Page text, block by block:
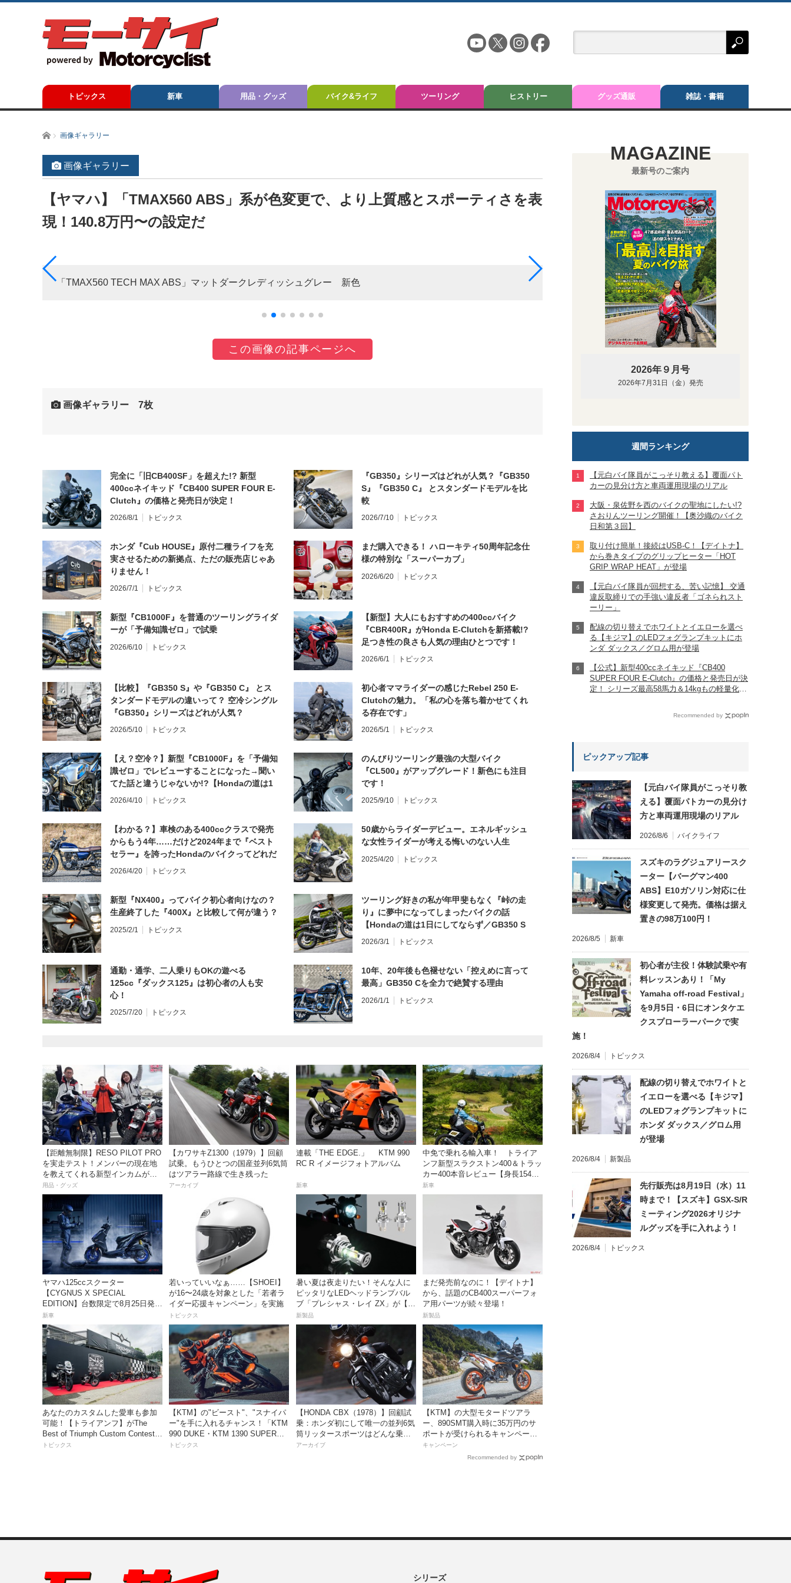
トピックス 新車 用品・グッズ バイク&ライフ ツーリング ヒストリー グッズ通販 雑誌・書籍
ホーム画像ギャラリー
画像ギャラリー
【ヤマハ】「TMAX560 ABS」系が色変更で、より上質感とスポーティさを表
現！140.8万円〜の設定だ
「TMAX560 TECH MAX ABS」マットダークレディッシュグレー 新色 「TMAX560 TECH MAX ABS」マットダークグレー
この画像の記事ページへ
画像ギャラリー 7枚
完全に「旧CB400SF」を超えた!? 新型
400ccネイキッド『CB400 SUPER FOUR E-
Clutch』の価格と発売日が決定！
2026/8/1 トピックス
『GB350』シリーズはどれが人気？『GB350
S』『GB350 C』 とスタンダードモデルを比
較
2026/7/10 トピックス
ホンダ『Cub HOUSE』原付二種ライフを充
実させるための新拠点、ただの販売店じゃあ
りません！
2026/7/1 トピックス
まだ購入できる！ ハローキティ50周年記念仕
様の特別な「スーパーカブ」
2026/6/20 トピックス
新型『CB1000F』を普通のツーリングライダ
ーが「予備知識ゼロ」で試乗
2026/6/10 トピックス
【新型】大人にもおすすめの400ccバイク
『CBR400R』がHonda E-Clutchを新搭載!?
足つき性の良さも人気の理由ひとつです！
2026/6/1 トピックス
【比較】『GB350 S』や『GB350 C』 とス
タンダードモデルの違いって？ 空冷シングル
『GB350』シリーズはどれが人気？
2026/5/10 トピックス
初心者ママライダーの感じたRebel 250 E-
Clutchの魅力。「私の心を落ち着かせてくれ
る存在です」
2026/5/1 トピックス
【え？空冷？】新型『CB1000F』を「予備知
識ゼロ」でレビューすることになった→聞い
てた話と違うじゃないか!?【Hondaの道は1
日にしてならず／CB1000F ①第一印象 編】
2026/4/10 トピックス
のんびりツーリング最強の大型バイク
『CL500』がアップグレード！新色にも注目
です！
2025/9/10 トピックス
【わかる？】車検のある400ccクラスで発売
からもう4年……だけど2024年まで『ベスト
セラー』を誇ったHondaのバイクってどれだ
と思う？
2026/4/20 トピックス
50歳からライダーデビュー。エネルギッシュ
な女性ライダーが考える悔いのない人生
2025/4/20 トピックス
新型『NX400』ってバイク初心者向けなの？
生産終了した『400X』と比較して何が違う？
2025/2/1 トピックス
ツーリング好きの私が年甲斐もなく『峠の走
り』に夢中になってしまったバイクの話
【Hondaの道は1日にしてならず／GB350 S
インプレ・レビュー 前編】
2026/3/1 トピックス
通勤・通学、二人乗りもOKの遊べる
125cc『ダックス125』は初心者の人も安
心！
2025/7/20 トピックス
10年、20年後も色褪せない「控えめに言って
最高」GB350 Cを全力で絶賛する理由
2026/1/1 トピックス
【距離無制限】RESO PILOT PRO
を実走テスト！メンバーの現在地
を教えてくれる新型インカムがめ
っちゃ便利な３つの理由【動画付
き】
用品・グッズ
【カワサキZ1300（1979）】回顧
試乗。もうひとつの国産並列6気筒
はツアラー路線で生き残った
アーカイブ
連載「THE EDGE.」 KTM 990
RC R イメージフォトアルバム
新車
中免で乗れる輸入車！ トライア
ンフ新型スラクストン400＆トラッ
カー400本音レビュー【身長154cm
の足着きは？】
新車
ヤマハ125ccスクーター
【CYGNUS X SPECIAL
EDITION】台数限定で8月25日発
売！ 「YZF-R1M」イメージを取
り入れたスポーティ仕様は価格40
万2600円
新車
若いっていいなぁ……【SHOEI】
が16〜24歳を対象とした「若者ラ
イダー応援キャンペーン」を実施
トピックス
暑い夏は夜走りたい！そんな人に
ピッタリなLEDヘッドランプバル
ブ「プレシャス・レイ ZX」が【デ
イトナ】から登場
新製品
まだ発売前なのに！【デイトナ】
から、話題のCB400スーパーフォ
ア用パーツが続々登場！
新製品
あなたのカスタムした愛車も参加
可能！【トライアンフ】がThe
Best of Triumph Custom Contestを
開催
トピックス
【KTM】の"ビースト"、"スナイパ
ー"を手に入れるチャンス！「KTM
990 DUKE・KTM 1390 SUPER
DUKE R EVO 購入サポートキャン
トピックス
【HONDA CBX（1978）】回顧試
乗：ホンダ初にして唯一の並列6気
筒リッタースポーツはどんな乗り
味だったのか？
アーカイブ
【KTM】の大型モタードツアラ
ー、890SMT購入時に35万円のサ
ポートが受けられるキャンペーン
を実施中！
キャンペーン
Recommended by
MAGAZINE
最新号のご案内
2026年９月号
2026年7月31日（金）発売
週間ランキング
【元白バイ隊員がこっそり教える】覆面パト
カーの見分け方と車両運用現場のリアル
大阪・泉佐野を西のバイクの聖地にしたい!?
さおりんツーリング開催！【奥沙織のバイク
日和第３回】
取り付け簡単！接続はUSB-C！【デイトナ】
から巻きタイプのグリップヒーター「HOT
GRIP WRAP HEAT」が登場
【元白バイ隊員が回想する、苦い記憶】 交通
違反取締りでの手強い違反者「ゴネられスト
ーリー」
配線の切り替えでホワイトとイエローを選べ
る【キジマ】のLEDフォグランプキットにホ
ンダ ダックス／グロム用が登場
【公式】新型400ccネイキッド『CB400
SUPER FOUR E-Clutch』の価格と発売日が決
定！ シリーズ最高58馬力＆14kgもの軽量化!?
Recommended by
ピックアップ記事
【元白バイ隊員がこっそり教
える】覆面パトカーの見分け
方と車両運用現場のリアル
2026/8/6 バイクライフ
スズキのラグジュアリースク
ーター【バーグマン400
ABS】E10ガソリン対応に仕
様変更して発売。価格は据え
置きの98万100円！
2026/8/5 新車
初心者が主役！体験試乗や有
料レッスンあり！「My
Yamaha off-road Festival」
を9月5日・6日にオンタケエ
クスプローラーパークで実
施！
2026/8/4 トピックス
配線の切り替えでホワイトと
イエローを選べる【キジマ】
のLEDフォグランプキットに
ホンダ ダックス／グロム用
が登場
2026/8/4 新製品
先行販売は8月19日（水）11
時まで！【スズキ】GSX-S/R
ミーティング2026オリジナ
ルグッズを手に入れよう！
2026/8/4 トピックス
シリーズ